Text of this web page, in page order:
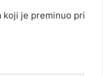
koji je preminuo pri